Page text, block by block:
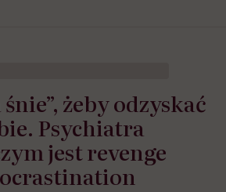
żeby odzyskać
Psychiatra
jest revenge